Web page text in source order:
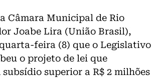
Câmara Municipal de Rio
Joabe Lira (União Brasil),
feira (8) que o Legislativo
o projeto de lei que
superior a R$ 2 milhões